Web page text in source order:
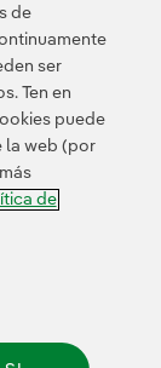
legal
de denuncias
los derechos.
de
ser
Ten en
puede
la web (por
de